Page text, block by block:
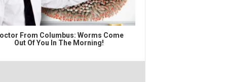
From Columbus: Worms Come
Out Of You In The Morning!